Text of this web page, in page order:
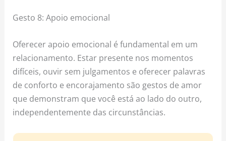
Gesto 8: Apoio emocional
Oferecer apoio emocional é fundamental em um
relacionamento. Estar presente nos momentos
difíceis, ouvir sem julgamentos e oferecer palavras
de conforto e encorajamento são gestos de amor
que demonstram que você está ao lado do outro,
independentemente das circunstâncias.